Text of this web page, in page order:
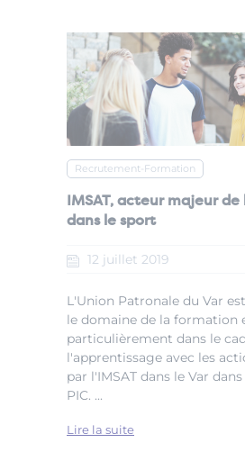
Recrutement-Formation
IMSAT, acteur majeur
dans le sport
12 juillet 2019
L'Union Patronale du Var
le domaine de la formation
particulièrement dans le
l'apprentissage avec les
par l'IMSAT dans le Var
PIC. ...
Lire la suite